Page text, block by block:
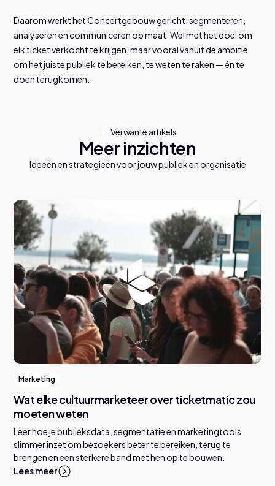
Daarom werkt het Concertgebouw gericht: segmenteren,
analyseren en communiceren op maat. Wel met het doel om
elk ticket verkocht te krijgen, maar vooral vanuit de ambitie
om het juiste publiek te bereiken, te weten te raken — én te
doen terugkomen.
Verwante artikels
Meer inzichten
Ideeën en strategieën voor jouw publiek en organisatie
Marketing
Wat elke cultuurmarketeer over ticketmatic zou
moeten weten
Leer hoe je publieksdata, segmentatie en marketingtools
slimmer inzet om bezoekers beter te bereiken, terug te
brengen en een sterkere band met hen op te bouwen.
Lees meer